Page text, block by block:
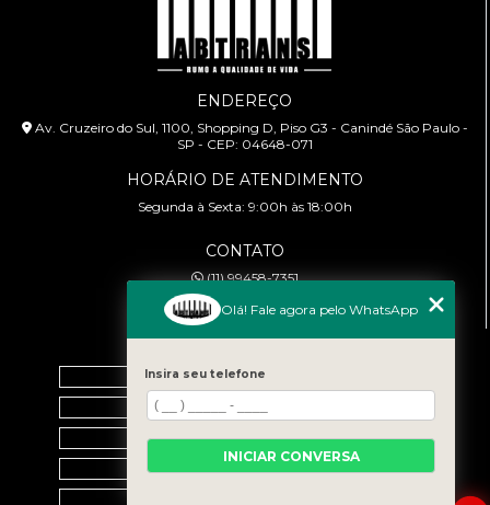
ENDEREÇO
Av. Cruzeiro do Sul, 1100, Shopping D, Piso G3 - Canindé São Paulo -
SP - CEP: 04648-071
HORÁRIO DE ATENDIMENTO
Segunda à Sexta: 9:00h às 18:00h
CONTATO
(11) 99458-7351
cursoabtrans@gmail.com
Home
Empresa
Galeria
Contato
Olá! Fale agora pelo WhatsApp
Insira seu telefone
INICIAR CONVERSA